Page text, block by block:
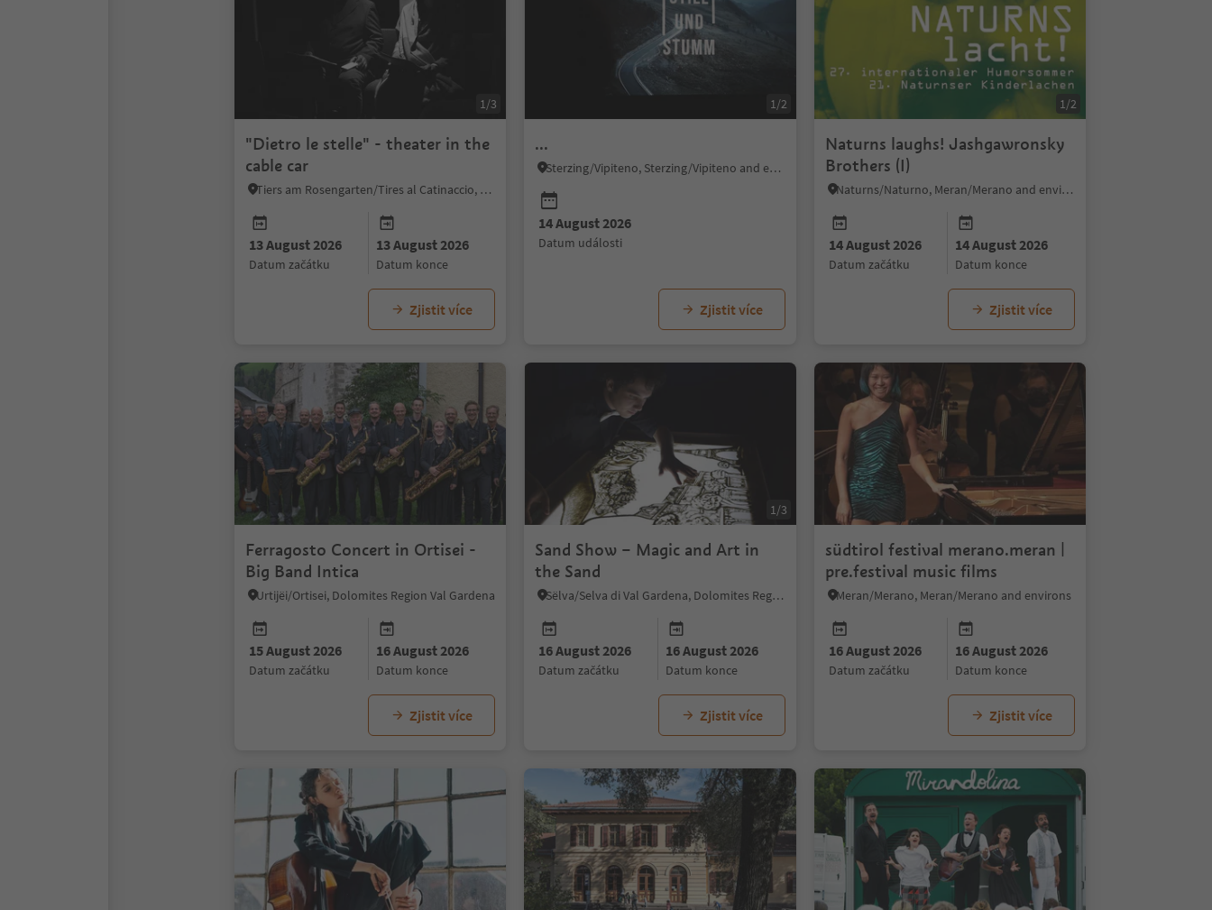
1/3
"Dietro le stelle" - theater in the
cable car
Tiers am Rosengarten/Tires al Catinaccio, Dolomites Region Seiser Alm
13 August 2026
datum začátku
13 August 2026
datum konce
Zjistit více
1/2
...
Sterzing/Vipiteno, Sterzing/Vipiteno and environs
14 August 2026
datum události
Zjistit více
1/2
Naturns laughs! Jashgawronsky
Brothers (I)
Naturns/Naturno, Meran/Merano and environs
14 August 2026
datum začátku
14 August 2026
datum konce
Zjistit více
Ferragosto Concert in Ortisei -
Big Band Intica
Urtijëi/Ortisei, Dolomites Region Val Gardena
15 August 2026
datum začátku
16 August 2026
datum konce
Zjistit více
1/3
Sand Show – Magic and Art in
the Sand
Sëlva/Selva di Val Gardena, Dolomites Region Val Gardena
16 August 2026
datum začátku
16 August 2026
datum konce
Zjistit více
südtirol festival merano.meran |
pre.festival music films
Meran/Merano, Meran/Merano and environs
16 August 2026
datum začátku
16 August 2026
datum konce
Zjistit více